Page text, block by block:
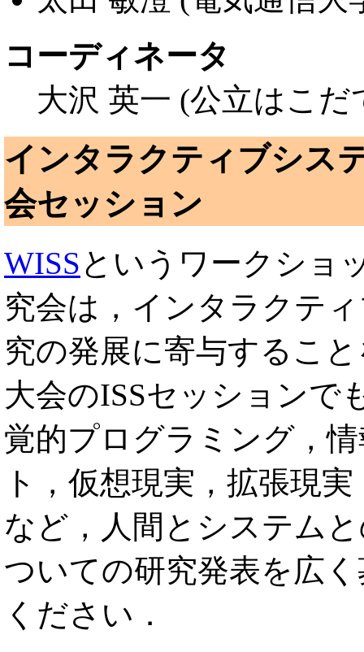
コーディネータ
大沢 英一 (公立はこだ
インタラクティブシス
会セッション
WISSというワークショ
究会は，インタラクテ
究の発展に寄与するこ
大会のISSセッションで
覚的プログラミング，
ト，仮想現実，拡張現
など，人間とシステム
ついての研究発表を広
ください．